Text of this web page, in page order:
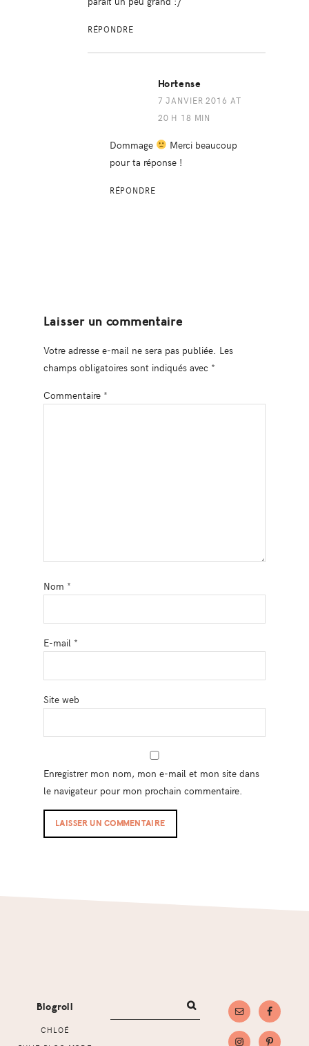
RÉPONDRE
Hortense
7 JANVIER 2016 AT
20 H 18 MIN
Dommage
Merci beaucoup
pour ta réponse !
RÉPONDRE
Laisser un commentaire
Votre adresse e-mail ne sera pas publiée. Les
champs obligatoires sont indiqués avec *
Commentaire *
Nom *
E-mail *
Site web
Enregistrer mon nom, mon e-mail et mon site dans
le navigateur pour mon prochain commentaire.
Blogroll
CHLOÉ